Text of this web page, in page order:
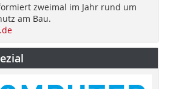
zweimal im Jahr rund um
am Bau.